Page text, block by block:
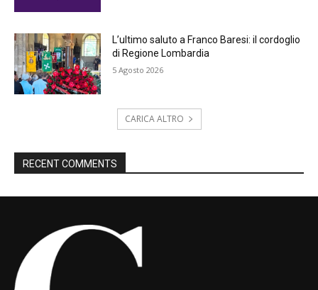
L’ultimo saluto a Franco Baresi: il cordoglio
di Regione Lombardia
5 Agosto 2026
CARICA ALTRO
RECENT COMMENTS